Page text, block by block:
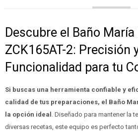
Descubre el Baño María
ZCK165AT-2: Precisión
Funcionalidad para tu
Si buscas una herramienta confiable y
calidad de tus preparaciones, el Baño
la opción ideal . Diseñado para mantener la
diversas recetas, este equipo es perfecto